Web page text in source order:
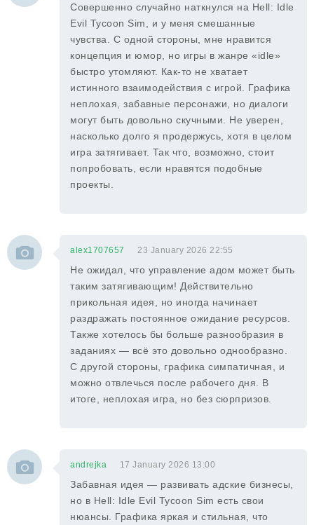
Совершенно случайно наткнулся на Hell: Idle
Evil Tycoon Sim, и у меня смешанные
чувства. С одной стороны, мне нравится
концепция и юмор, но игры в жанре «idle»
быстро утомляют. Как-то не хватает
истинного взаимодействия с игрой. Графика
неплохая, забавные персонажи, но диалоги
могут быть довольно скучными. Не уверен,
насколько долго я продержусь, хотя в целом
игра затягивает. Так что, возможно, стоит
попробовать, если нравятся подобные
проекты.
alex1707657 23 January 2026 22:55
Не ожидал, что управление адом может быть
таким затягивающим! Действительно
прикольная идея, но иногда начинает
раздражать постоянное ожидание ресурсов.
Также хотелось бы больше разнообразия в
заданиях — всё это довольно однообразно.
С другой стороны, графика симпатичная, и
можно отвлечься после рабочего дня. В
итоге, неплохая игра, но без сюрпризов.
andrejka 17 January 2026 13:00
Забавная идея — развивать адские бизнесы,
но в Hell: Idle Evil Tycoon Sim есть свои
нюансы. Графика яркая и стильная, что